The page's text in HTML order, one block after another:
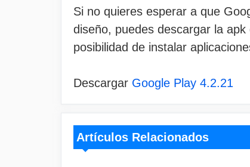
Si no quieres esperar a que
diseño, puedes descargar la
posibilidad de instalar
Descargar Google Play 4.2.21
Artículos Relacionados